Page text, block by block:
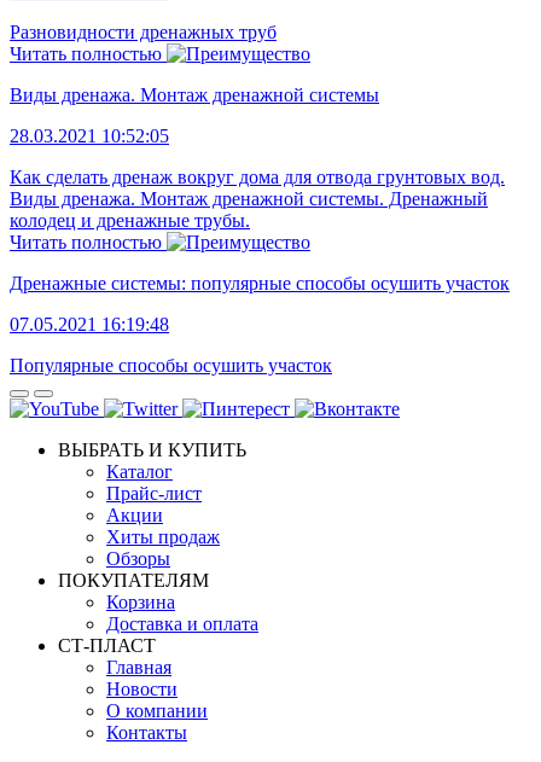
Разновидности дренажных труб
Читать полностью
Виды дренажа. Монтаж дренажной системы
28.03.2021 10:52:05
Как сделать дренаж вокруг дома для отвода грунтовых вод.
Виды дренажа. Монтаж дренажной системы. Дренажный
колодец и дренажные трубы.
Читать полностью
Дренажные системы: популярные способы осушить участок
07.05.2021 16:19:48
Популярные способы осушить участок
ВЫБРАТЬ И КУПИТЬ
Каталог
Прайс-лист
Акции
Хиты продаж
Обзоры
ПОКУПАТЕЛЯМ
Корзина
Доставка и оплата
СТ-ПЛАСТ
Главная
Новости
О компании
Контакты